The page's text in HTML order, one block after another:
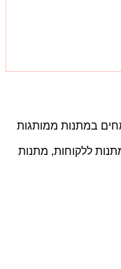
במתנות ממותגות
ללקוחות, מתנות